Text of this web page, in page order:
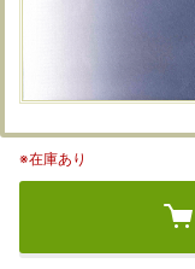
※在庫あり